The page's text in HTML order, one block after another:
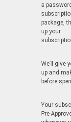
a
package,
up your
We’ll give
up and
before
Your
Pre-